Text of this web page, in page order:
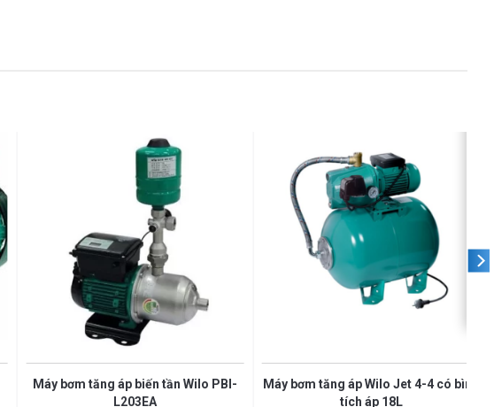
Máy bơm tăng áp biến tần Wilo PBI-
L203EA
Máy bơm tăng áp Wilo Jet 4-4 có bình
tích áp 18L